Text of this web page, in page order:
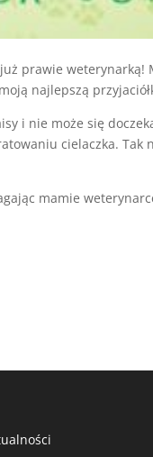
prawie
najlepszą
i nie może się
cielaczka. Tak
mamie